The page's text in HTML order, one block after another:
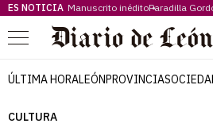
ES NOTICIA Manuscrito inéditoParadilla
Menú
ÚLTIMA HORALEÓNPROVINCIA
CULTURA